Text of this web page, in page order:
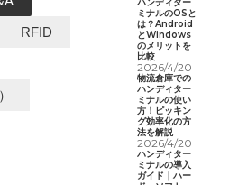
RFID
ミナルのOSと
は？Android
とWindows
のメリットを
比較
2026/4/20
物流倉庫での
ハンディター
ミナルの使い
方！ピッキン
グ効率化の方
法を解説
2026/4/20
ハンディター
ミナルの導入
ガイド｜ハー